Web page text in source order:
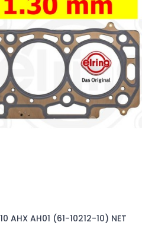
AHX AH01 (61-10212-10) NET